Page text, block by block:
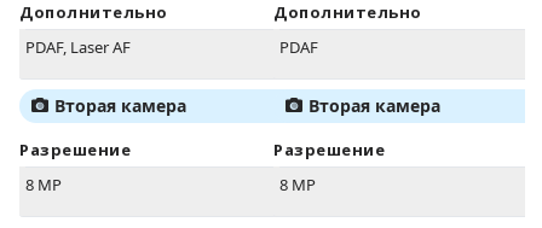
Дополнительно
PDAF, Laser AF
Вторая камера
Разрешение
8 MP
Дополнительно
PDAF
Вторая камера
Разрешение
8 MP